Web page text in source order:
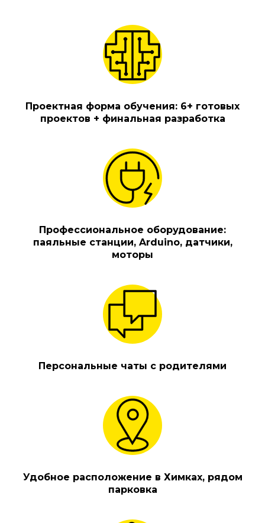
Проектная форма обучения: 6+ готовых
проектов + финальная разработка
Профессиональное оборудование:
паяльные станции, Arduino, датчики,
моторы
Персональные чаты с родителями
Удобное расположение в Химках, рядом
парковка